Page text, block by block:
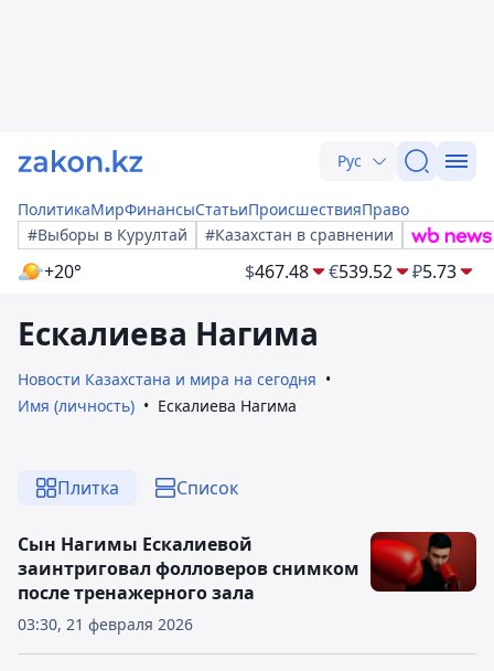
Рус
ПолитикаМирФинансыСтатьиПроисшествияПраво
#Выборы в Курултай
#Казахстан в сравнении
+20° $467.48 €539.52 ₽5.73
Ескалиева Нагима
Новости Казахстана и мира на сегодня
Имя (личность)
Ескалиева Нагима
Плитка Список
03:30, 21 февраля 2026
Сын Нагимы Ескалиевой
заинтриговал фолловеров снимком
после тренажерного зала